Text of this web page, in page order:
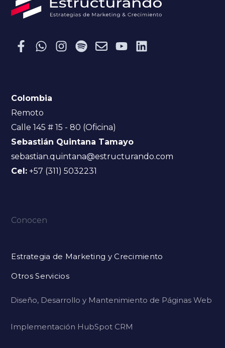
Colombia
Remoto
Calle 145 # 15 - 80 (Oficina)
Sebastián Quintana Tamayo
sebastian.quintana@estructurando.com
Cel: +57 (311) 5032231
Conocen
Estrategia de Marketing y Crecimiento
Otros Servicios
Diseño, Desarrollo y Mantenimiento de Páginas Web
Implementación HubSpot CRM